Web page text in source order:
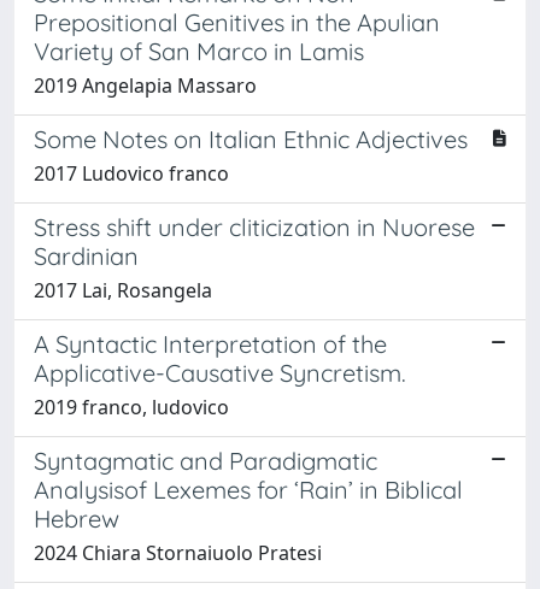
Prepositional Genitives in the Apulian
Variety of San Marco in Lamis
2019 Angelapia Massaro
Some Notes on Italian Ethnic Adjectives
2017 Ludovico franco
Stress shift under cliticization in Nuorese
Sardinian
2017 Lai, Rosangela
A Syntactic Interpretation of the
Applicative-Causative Syncretism.
2019 franco, ludovico
Syntagmatic and Paradigmatic
Analysisof Lexemes for ‘Rain’ in Biblical
Hebrew
2024 Chiara Stornaiuolo Pratesi